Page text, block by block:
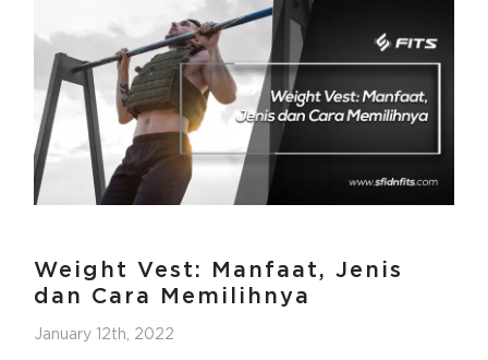
Weight Vest: Manfaat, Jenis
dan Cara Memilihnya
January 12th, 2022